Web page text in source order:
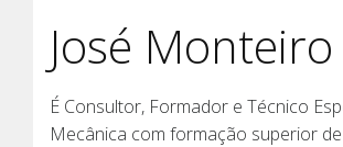
José Monteiro
É Consultor, Formador e Técnico
Mecânica com formação superior